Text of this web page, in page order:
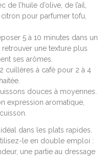
l’huile d’olive, de l’ail,
pour parfumer tofu,
5 à 10 minutes dans un
retrouver une texture plus
ses arômes.
cuillères à café pour 2 à 4
douces à moyennes.
expression aromatique,
dans les plats rapides.
le en double emploi :
une partie au dressage